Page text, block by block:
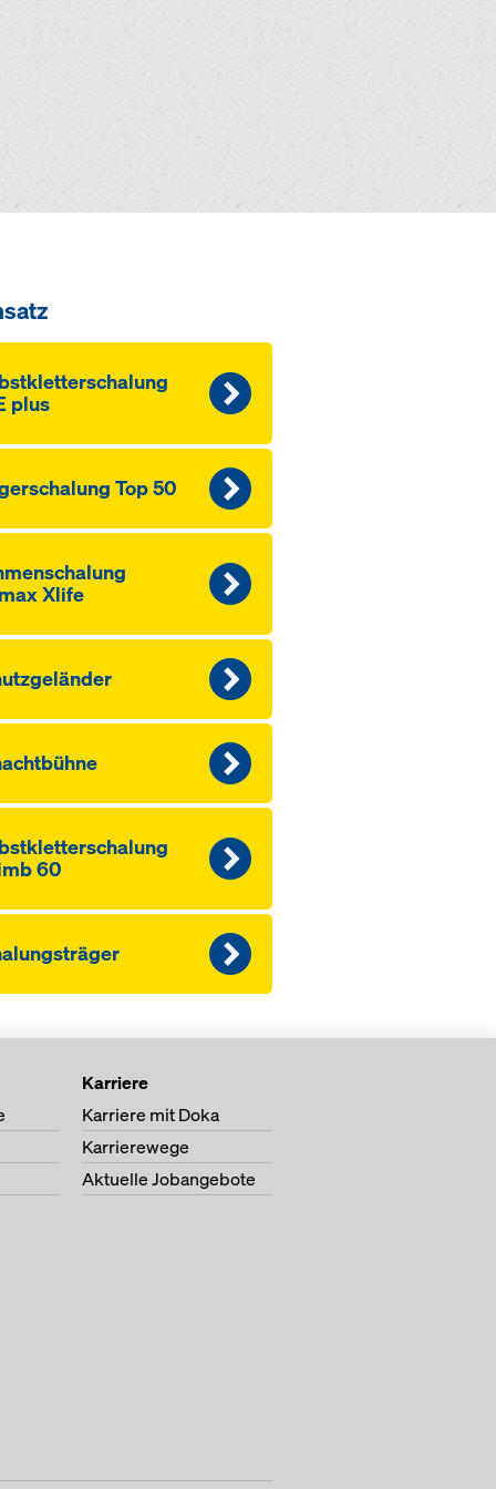
plus
Top 50
Xlife
60
Karriere
Karriere mit Doka
Karrierewege
Aktuelle Jobangebote